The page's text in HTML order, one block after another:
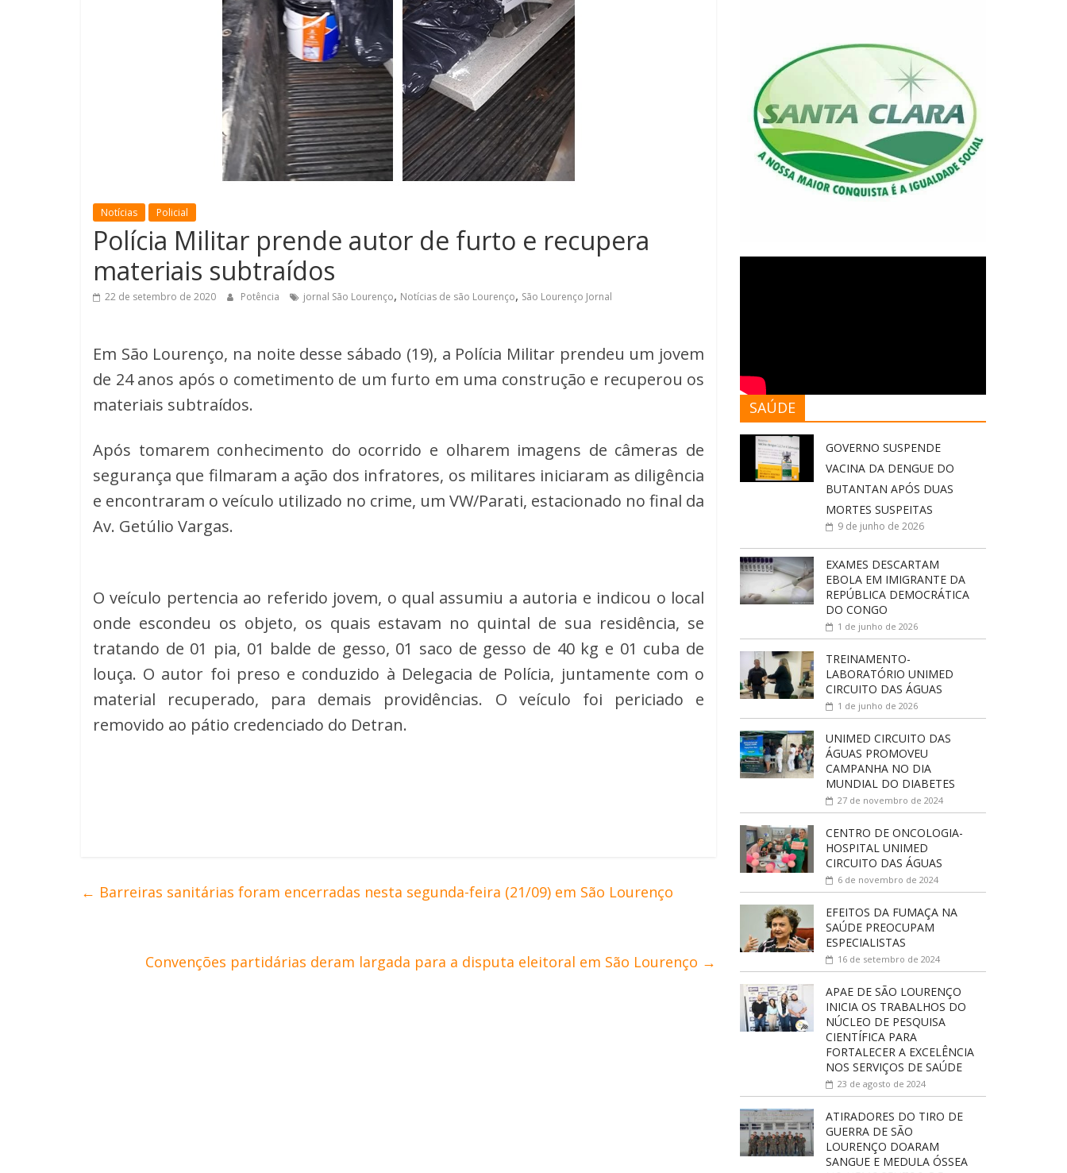
Notícias Policial
Polícia Militar prende autor de furto e recupera
materiais subtraídos
22 de setembro de 2020 Potência jornal São Lourenço, Notícias de são Lourenço, São Lourenço Jornal
Em São Lourenço, na noite desse sábado (19), a Polícia Militar prendeu um jovem
de 24 anos após o cometimento de um furto em uma construção e recuperou os
materiais subtraídos.
Após tomarem conhecimento do ocorrido e olharem imagens de câmeras de
segurança que filmaram a ação dos infratores, os militares iniciaram as diligência
e encontraram o veículo utilizado no crime, um VW/Parati, estacionado no final da
Av. Getúlio Vargas.
O veículo pertencia ao referido jovem, o qual assumiu a autoria e indicou o local
onde escondeu os objeto, os quais estavam no quintal de sua residência, se
tratando de 01 pia, 01 balde de gesso, 01 saco de gesso de 40 kg e 01 cuba de
louça. O autor foi preso e conduzido à Delegacia de Polícia, juntamente com o
material recuperado, para demais providências. O veículo foi periciado e
removido ao pátio credenciado do Detran.
← Barreiras sanitárias foram encerradas nesta segunda-feira (21/09) em São Lourenço
Convenções partidárias deram largada para a disputa eleitoral em São Lourenço →
SAÚDE
GOVERNO SUSPENDE
VACINA DA DENGUE DO
BUTANTAN APÓS DUAS
MORTES SUSPEITAS
9 de junho de 2026
EXAMES DESCARTAM
EBOLA EM IMIGRANTE DA
REPÚBLICA DEMOCRÁTICA
DO CONGO
1 de junho de 2026
TREINAMENTO-
LABORATÓRIO UNIMED
CIRCUITO DAS ÁGUAS
1 de junho de 2026
UNIMED CIRCUITO DAS
ÁGUAS PROMOVEU
CAMPANHA NO DIA
MUNDIAL DO DIABETES
27 de novembro de 2024
CENTRO DE ONCOLOGIA-
HOSPITAL UNIMED
CIRCUITO DAS ÁGUAS
6 de novembro de 2024
EFEITOS DA FUMAÇA NA
SAÚDE PREOCUPAM
ESPECIALISTAS
16 de setembro de 2024
APAE DE SÃO LOURENÇO
INICIA OS TRABALHOS DO
NÚCLEO DE PESQUISA
CIENTÍFICA PARA
FORTALECER A EXCELÊNCIA
NOS SERVIÇOS DE SAÚDE
23 de agosto de 2024
ATIRADORES DO TIRO DE
GUERRA DE SÃO
LOURENÇO DOARAM
SANGUE E MEDULA ÓSSEA